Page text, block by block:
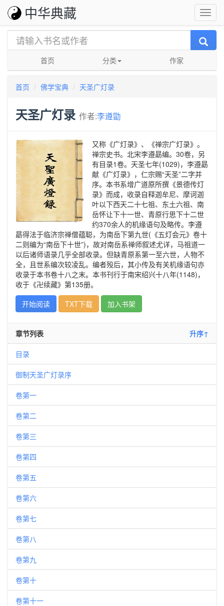
中华典藏
首页 分类 作家
首页 佛学宝典 天圣广灯录
天圣广灯录 作者:李遵勖
又称《广灯录》、《禅宗广灯录》。
禅宗史书。北宋李遵勗编。30卷，另
有目录1卷。天圣七年(1029)，李遵勗
献《广灯录》，仁宗赐“天圣”二字并
序。本书系增广道原所撰《景德传灯
录》而成，收录自释迦牟尼、摩诃迦
叶以下西天二十七祖、东土六祖、南
岳怀让下十一世、青原行思下十二世
约370余人的机缘语句及略传。李遵
勗得法于临济宗禅僧蕴聪，为南岳下第九世(《五灯会元》卷十
二则编为“南岳下十世”)，故对南岳系禅师叙述尤详，马祖道一
以后诸师语录几乎全部收录。但缺青原系第一至六世，人物不
全，且世系编次较凌乱。编者殁后，其小传及有关机缘语句亦
收录于本书卷十八之末。本书刊行于南宋绍兴十八年(1148)，
收于《卍续藏》第135册。
开始阅读
TXT下载 加入书架
章节列表 升序↑
目录
御制天圣广灯录序
卷第一
卷第二
卷第三
卷第四
卷第五
卷第六
卷第七
卷第八
卷第九
卷第十
卷第十一